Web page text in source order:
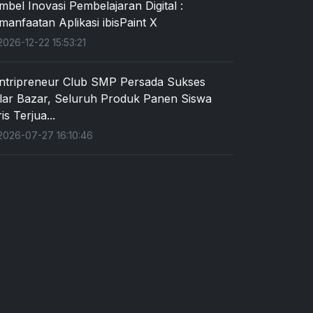
Inovasi Pembelajaran Digital :
Aplikasi ibisPaint X
12-22 15:53:21
Club SMP Persada Sukses
Bazar, Seluruh Produk Panen Siswa
Terjua...
07-27 16:10:46